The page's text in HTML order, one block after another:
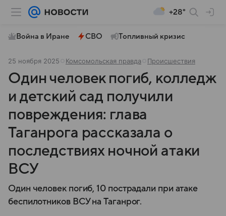
+28°
Война в Иране СВО Топливный кризис
25 ноября 2025 Комсомольская правда Происшествия
Один человек погиб, колледж
и детский сад получили
повреждения: глава
Таганрога рассказала о
последствиях ночной атаки
ВСУ
Один человек погиб, 10 пострадали при атаке
беспилотников ВСУ на Таганрог.